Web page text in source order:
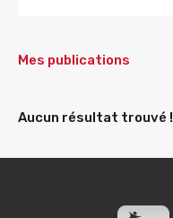
Mes publications
Aucun résultat trouvé !